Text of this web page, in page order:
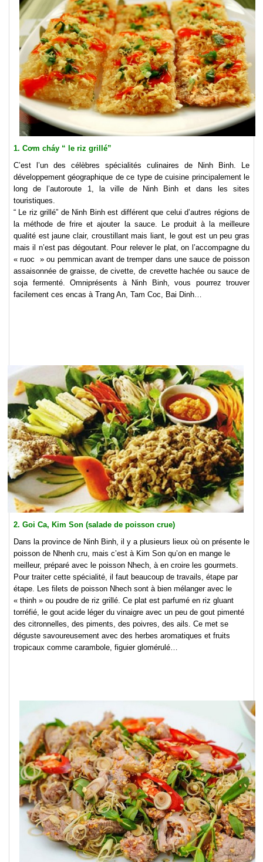
1. Cơm cháy “ le riz grillé”
C’est l’un des célèbres spécialités culinaires de Ninh Binh. Le
développement géographique de ce type de cuisine principalement le
long de l’autoroute 1, la ville de Ninh Binh et dans les sites
touristiques.
“ Le riz grillé” de Ninh Binh est différent que celui d’autres régions de
la méthode de frire et ajouter la sauce. Le produit à la meilleure
qualité est jaune clair, croustillant mais liant, le gout est un peu gras
mais il n’est pas dégoutant. Pour relever le plat, on l’accompagne du
« ruoc » ou pemmican avant de tremper dans une sauce de poisson
assaisonnée de graisse, de civette, de crevette hachée ou sauce de
soja fermenté. Omniprésents à Ninh Binh, vous pourrez trouver
facilement ces encas à Trang An, Tam Coc, Bai Dinh…
2. Goi Ca, Kim Son (salade de poisson crue)
Dans la province de Ninh Binh, il y a plusieurs lieux où on présente le
poisson de Nhenh cru, mais c’est à Kim Son qu’on en mange le
meilleur, préparé avec le poisson Nhech, à en croire les gourmets.
Pour traiter cette spécialité, il faut beaucoup de travails, étape par
étape. Les filets de poisson Nhech sont à bien mélanger avec le
« thinh » ou poudre de riz grillé. Ce plat est parfumé en riz gluant
torréfié, le gout acide léger du vinaigre avec un peu de gout pimenté
des citronnelles, des piments, des poivres, des ails. Ce met se
déguste savoureusement avec des herbes aromatiques et fruits
tropicaux comme carambole, figuier glomérulé…